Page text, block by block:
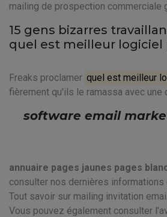
mailing de prospection commerciale
15 gens bizarres
quel est meilleur logiciel
Freaks proclamer quel est meilleur
fièrement qu'ils le ramassa avec une
software email
annuaire pages jaunes pages
consulter nos dernières informations
Tout savoir sur mailing invitation
Vous pouvez également consulter